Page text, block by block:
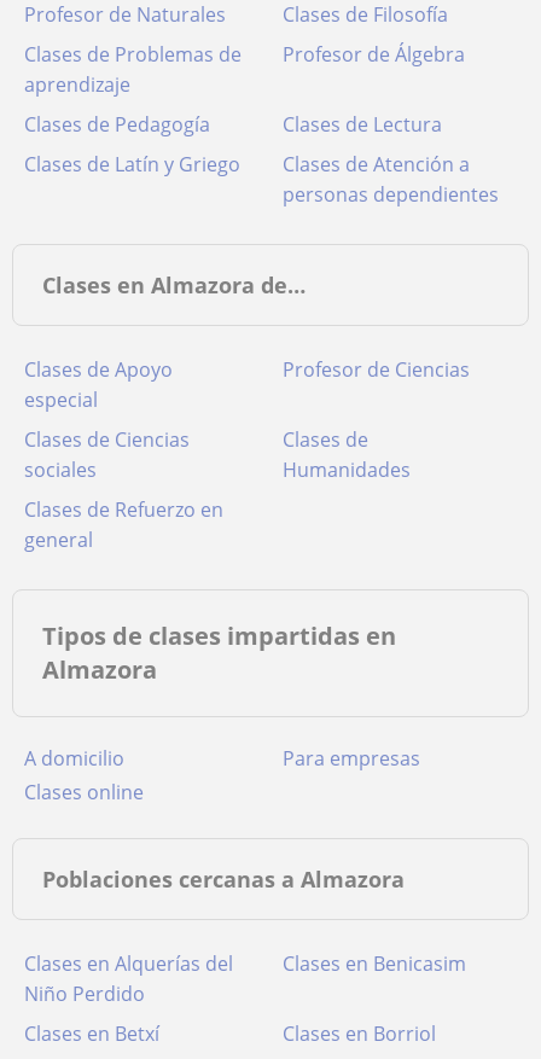
Profesor de Naturales
Clases de Filosofía
Clases de Problemas de
aprendizaje
Profesor de Álgebra
Clases de Pedagogía
Clases de Lectura
Clases de Latín y Griego
Clases de Atención a
personas dependientes
Clases en Almazora de…
Clases de Apoyo
especial
Profesor de Ciencias
Clases de Ciencias
sociales
Clases de
Humanidades
Clases de Refuerzo en
general
Tipos de clases impartidas en
Almazora
a domicilio
para empresas
clases online
Poblaciones cercanas a Almazora
Clases en Alquerías del
Niño Perdido
Clases en Benicasim
Clases en Betxí
Clases en Borriol